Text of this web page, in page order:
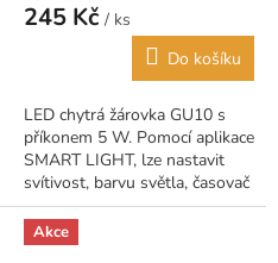
245 Kč / ks
Do košíku
LED chytrá žárovka GU10 s
příkonem 5 W. Pomocí aplikace
SMART LIGHT, lze nastavit
svítivost, barvu světla, časovač
atd..
Akce